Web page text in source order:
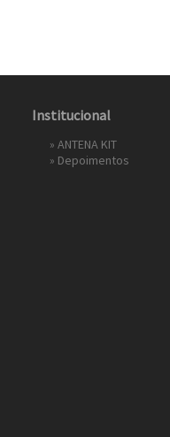
Institucional
» ANTENA KIT
» Depoimentos